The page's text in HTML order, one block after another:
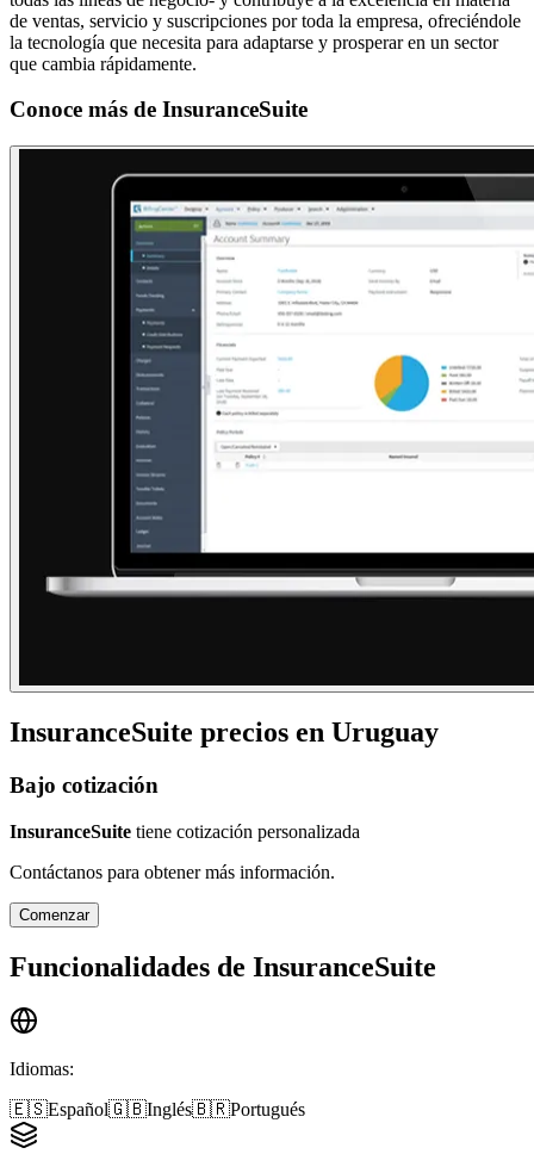
de ventas, servicio y suscripciones por toda la empresa, ofreciéndole
la tecnología que necesita para adaptarse y prosperar en un sector
que cambia rápidamente.
Conoce más de InsuranceSuite
InsuranceSuite precios en Uruguay
Bajo cotización
InsuranceSuite tiene cotización personalizada
Contáctanos para obtener más información.
Comenzar
Funcionalidades de InsuranceSuite
Idiomas:
🇪🇸Español🇬🇧Inglés🇧🇷Portugués